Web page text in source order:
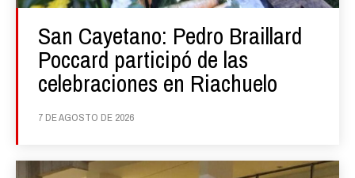
San Cayetano: Pedro Braillard
Poccard participó de las
celebraciones en Riachuelo
7 DE AGOSTO DE 2026